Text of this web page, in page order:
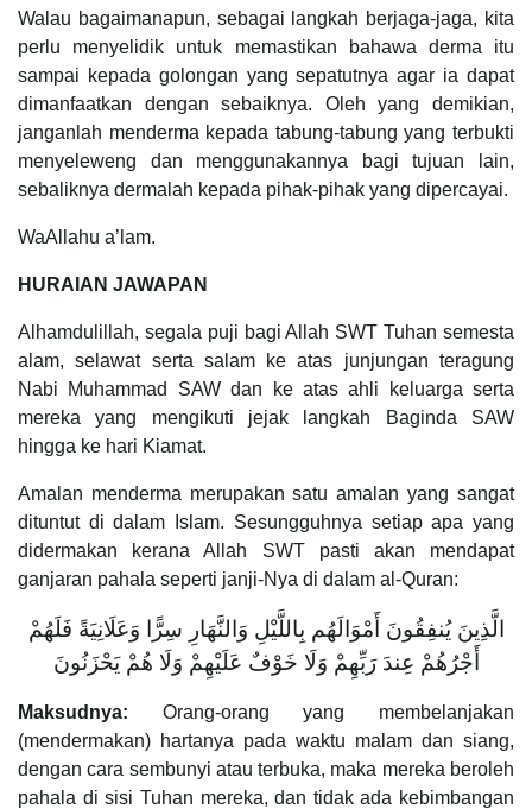
Walau bagaimanapun, sebagai langkah berjaga-jaga, kita
perlu menyelidik untuk memastikan bahawa derma itu
sampai kepada golongan yang sepatutnya agar ia dapat
dimanfaatkan dengan sebaiknya. Oleh yang demikian,
janganlah menderma kepada tabung-tabung yang terbukti
menyeleweng dan menggunakannya bagi tujuan lain,
sebaliknya dermalah kepada pihak-pihak yang dipercayai.
WaAllahu a’lam.
HURAIAN JAWAPAN
Alhamdulillah, segala puji bagi Allah SWT Tuhan semesta
alam, selawat serta salam ke atas junjungan teragung
Nabi Muhammad SAW dan ke atas ahli keluarga serta
mereka yang mengikuti jejak langkah Baginda SAW
hingga ke hari Kiamat.
Amalan menderma merupakan satu amalan yang sangat
dituntut di dalam Islam. Sesungguhnya setiap apa yang
didermakan kerana Allah SWT pasti akan mendapat
ganjaran pahala seperti janji-Nya di dalam al-Quran:
الَّذِينَ يُنفِقُونَ أَمْوَالَهُم بِاللَّيْلِ وَالنَّهَارِ سِرًّا وَعَلَانِيَةً فَلَهُمْ
أَجْرُهُمْ عِندَ رَبِّهِمْ وَلَا خَوْفٌ عَلَيْهِمْ وَلَا هُمْ يَحْزَنُونَ
Maksudnya: Orang-orang yang membelanjakan
(mendermakan) hartanya pada waktu malam dan siang,
dengan cara sembunyi atau terbuka, maka mereka beroleh
pahala di sisi Tuhan mereka, dan tidak ada kebimbangan